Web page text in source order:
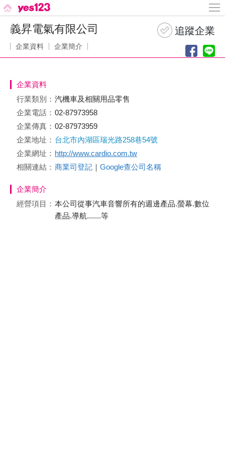
義昇電氣有限公司
企業資料 企業簡介
企業資料
行業類別： 汽機車及相關用品零售
企業電話： 02-87973958
企業傳真： 02-87973959
企業地址： 台北市內湖區瑞光路258巷54號
企業網址： http://www.cardio.com.tw
相關連結： 商業司登記 ｜ Google查公司名稱
企業簡介
經營項目： 本公司從事汽車音響所有的週邊產品.螢幕.數位
產品.導航.......等